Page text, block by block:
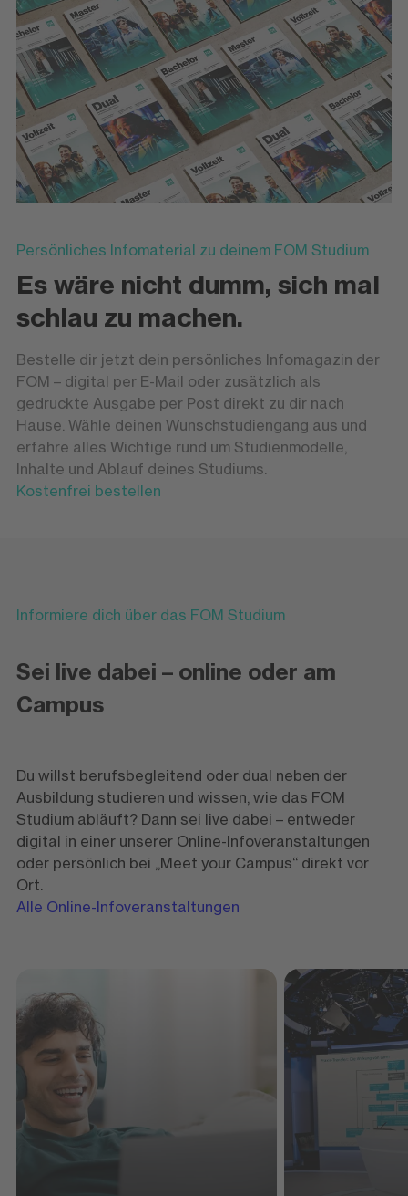
Persönliches Infomaterial zu deinem FOM Studium
Es wäre nicht dumm, sich mal
schlau zu machen.
Bestelle dir jetzt dein persönliches Infomagazin der
FOM – digital per E-Mail oder zusätzlich als
gedruckte Ausgabe per Post direkt zu dir nach
Hause. Wähle deinen Wunschstudiengang aus und
erfahre alles Wichtige rund um Studienmodelle,
Inhalte und Ablauf deines Studiums.
Kostenfrei bestellen
Informiere dich über das FOM Studium
Sei live dabei – online oder am
Campus
Du willst berufsbegleitend oder dual neben der
Ausbildung studieren und wissen, wie das FOM
Studium abläuft? Dann sei live dabei – entweder
digital in einer unserer Online-Infoveranstaltungen
oder persönlich bei „Meet your Campus“ direkt vor
Ort.
Alle Online-Infoveranstaltungen